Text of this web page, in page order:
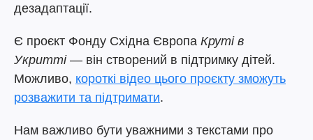
дезадаптації.
Є проєкт Фонду Східна Європа Круті в
Укритті— він створений в підтримку дітей.
Можливо, короткі відео цього проєкту зможуть
розважити та підтримати.
Нам важливо бути уважними з текстами про